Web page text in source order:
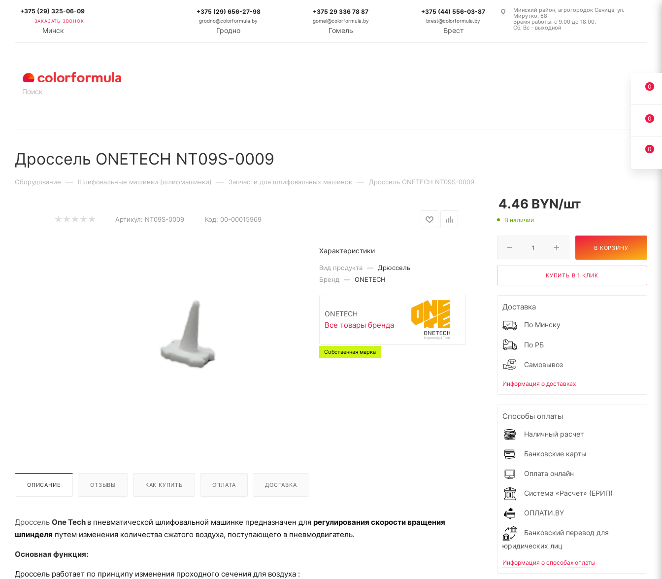
+375 (29) 325-06-09
ЗАКАЗАТЬ ЗВОНОК
Минск
+375 (29) 656-27-98
grodno@colorformula.by
Гродно
+375 29 336 78 87
gomel@colorformula.by
Гомель
+375 (44) 556-03-87
brest@colorformula.by
Брест
Минский район, агрогородок Сеница, ул.
Мирутко, 68
Время работы: с 9.00 до 18.00.
Сб, Вс - выходной
Дроссель ONETECH NT09S-0009
Оборудование — Шлифовальные машинки (шлифмашинки) — Запчасти для шлифовальных машинок — Дроссель ONETECH NT09S-0009
Артикул: NT09S-0009 Код: 00-00015969
Характеристики
Вид продукта —
Дрюссель
Бренд
— ONETECH
ONETECH
Все товары бренда
Собственная марка
ОПИСАНИЕ ОТЗЫВЫ КАК КУПИТЬ ОПЛАТА ДОСТАВКА
Дроссель One Tech в пневматической шлифовальной машинке предназначен для регулирования скорости вращения
шпинделя путем изменения количества сжатого воздуха, поступающего в пневмодвигатель.
Основная функция:
Дроссель работает по принципу изменения проходного сечения для воздуха :
4.46 BYN/шт
В наличии
В КОРЗИНУ
КУПИТЬ В 1 КЛИК
Доставка
По Минску
По РБ
Самовывоз
Информация о доставках
Способы оплаты
Наличный расчет
Банковские карты
Оплата онлайн
Система «Расчет» (ЕРИП)
ОПЛАТИ.BY
Банковский перевод для
юридических лиц
Информация о способах оплаты
0
0
0